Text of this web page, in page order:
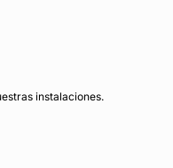
instalaciones.